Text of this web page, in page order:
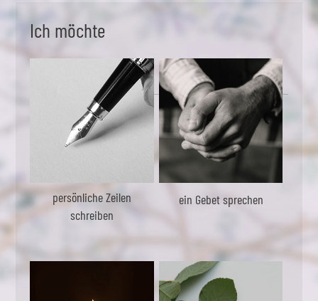
Ich möchte
persönliche Zeilen
schreiben
ein Gebet sprechen